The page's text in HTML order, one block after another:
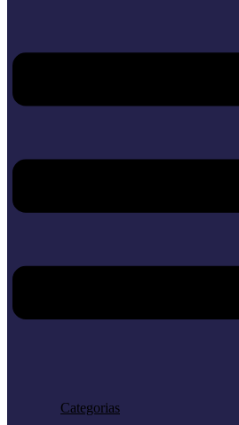
Categorias